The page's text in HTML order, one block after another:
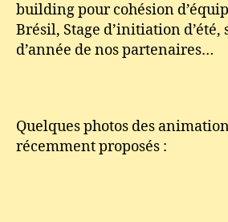
building pour cohésion
Brésil, Stage d’initiation d’été,
d’année de nos partenaires…
Quelques photos des
récemment proposés :